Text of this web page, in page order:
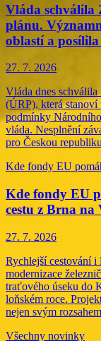
Vláda schválila
plánu.
oblastí a
27. 7. 2026
Vláda dnes
(ÚRP), která stanoví
podmínky
vláda. Nesplnění
pro Českou
Kde fondy EU
Kde fondy EU
cestu z Brna na
27. 7. 2026
Rychlejší cestování i
modernizace
traťového úseku do
loňském roce.
nejen svým
Všechny novinky